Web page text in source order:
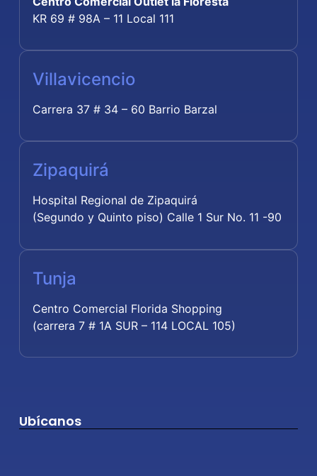
KR 69 # 98A – 11 Local 111
Villavicencio
Carrera 37 # 34 – 60 Barrio Barzal
Zipaquirá
Hospital Regional de Zipaquirá
(Segundo y Quinto piso) Calle 1 Sur No. 11 -90
Tunja
Centro Comercial Florida Shopping
(carrera 7 # 1A SUR – 114 LOCAL 105)
Ubícanos